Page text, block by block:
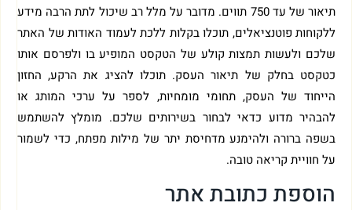
תיאור של עד 750 תווים. מדובר על מלל רב שיכול לתת הרבה מידע
ללקוחות פוטנציאלים, תוכלו בקלות ללכת לעמוד האודות של האתר
שלכם ולעשות תמצות קולע של הטקסט המופיע בו ולפרסם אותו
כטקסט בחלק של תיאור העסק. תוכלו להציג את הרקע, החזון
הייחוד של העסק, תחומי מומחיות, לספר על ערכי המותג או
להבהיר מדוע כדאי לבחור בשירותים שלכם. מומלץ להשתמש
בשפה ברורה ולהימנע מדחיסת יתר של מילות מפתח, כדי לשמור
על חוויית קריאה טובה.
הוספת כתובת אתר